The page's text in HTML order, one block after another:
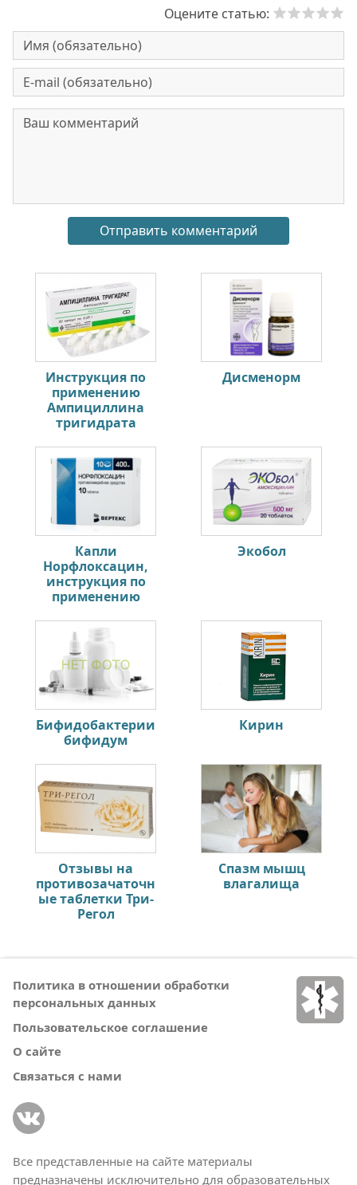
Оцените статью:
Инструкция по
применению
Ампициллина
тригидрата
Дисменорм
Капли
Норфлоксацин,
инструкция по
применению
Экобол
Бифидобактерии
бифидум
Кирин
Отзывы на
противозачаточн
ые таблетки Три-
Регол
Спазм мышц
влагалища
Политика в отношении обработки
персональных данных
Пользовательское соглашение
О сайте
Связаться с нами
Все представленные на сайте материалы
предназначены исключительно для образовательных